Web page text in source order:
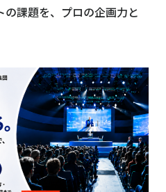
課題を、プロの企画力と